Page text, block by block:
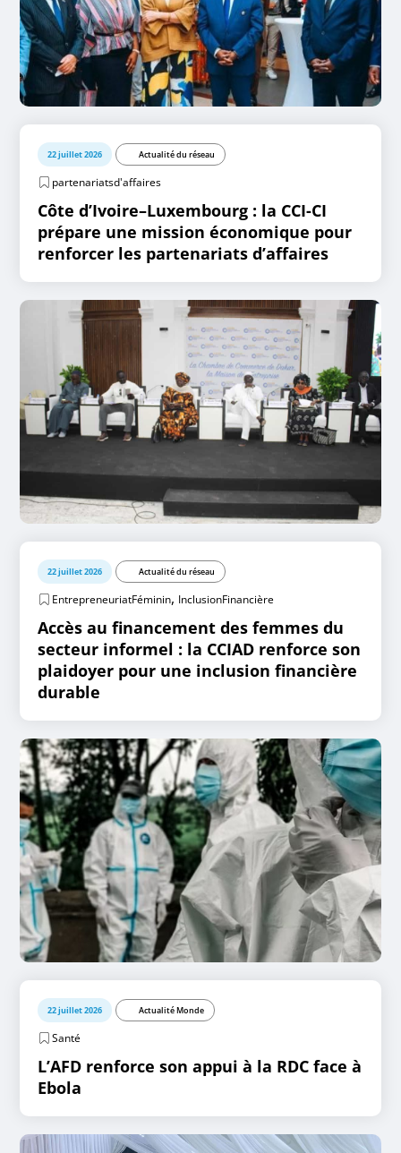
22 juillet 2026 Actualité du réseau
partenariatsd'affaires
Côte d’Ivoire–Luxembourg : la CCI-CI
prépare une mission économique pour
renforcer les partenariats d’affaires
22 juillet 2026 Actualité du réseau
EntrepreneuriatFéminin, InclusionFinancière
Accès au financement des femmes du
secteur informel : la CCIAD renforce son
plaidoyer pour une inclusion financière
durable
22 juillet 2026 Actualité Monde
Santé
L’AFD renforce son appui à la RDC face à
Ebola